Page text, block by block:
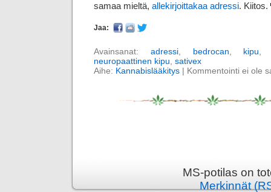
samaa mieltä, allekirjoittakaa adressi. Kiitos.
Jaa:
Avainsanat: adressi, bedrocan kipu
neuropaattinen kipu sativex
Aihe: Kannabislääkitys | Kommentointi ei ole
MS-potilas on
Merkinnät